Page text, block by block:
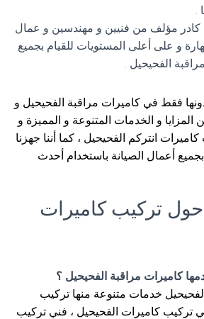
.
كادر مؤلف من فنيين و مهندسين و عمال
و على أعلى المستويات للقيام بجميع
الفحيحيل .
فقط في كاميرات مراقبة الفحيحيل و
المزايا و الخدمات المتنوعة و المميزة و
انتركم الفحيحيل ، كما أننا جهزنا
أعمال الصيانة باستخدام أحدث
حول تركيب كاميرات
كاميرات مراقبة الفحيحيل ؟
خدمات متنوعة منها تركيب
تركيب كاميرات الفحيحيل ، فني تركيب